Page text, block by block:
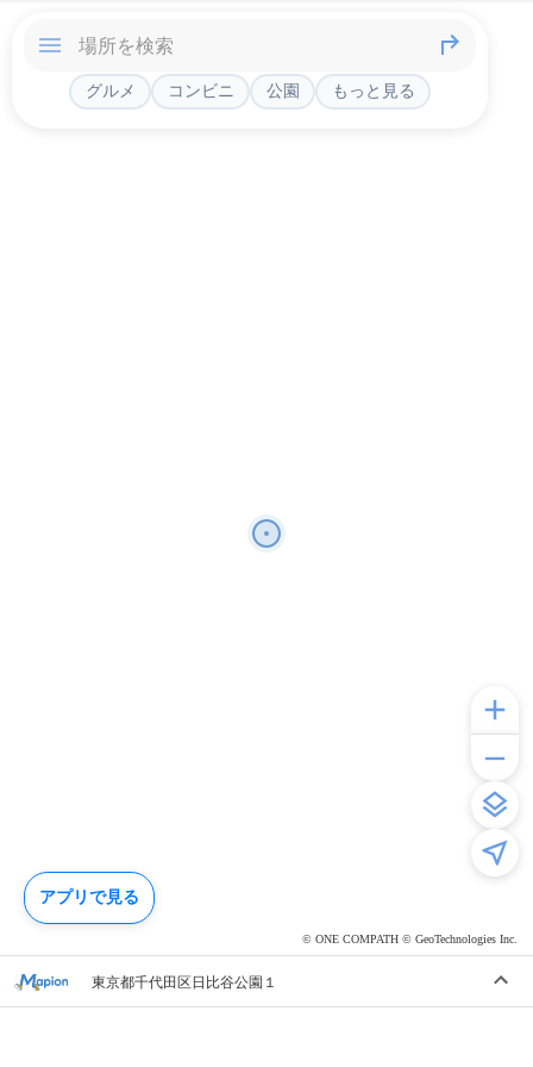
© ONE COMPATH © GeoTechnologies Inc.
グルメ コンビニ 公園 もっと見る
東京都千代田区日比谷公園１
アプリで見る